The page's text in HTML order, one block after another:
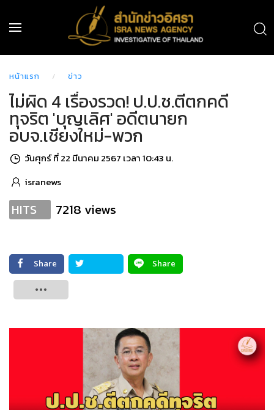
หน้าแรก ข่าว
ไม่ผิด 4 เรื่องรวด! ป.ป.ช.ตีตกคดี
ทุจริต 'บุญเลิศ' อดีตนายก
อบจ.เชียงใหม่-พวก
วันศุกร์ ที่ 22 มีนาคม 2567 เวลา 10:43 น.
isranews
HITS 7218 views
Share
Share